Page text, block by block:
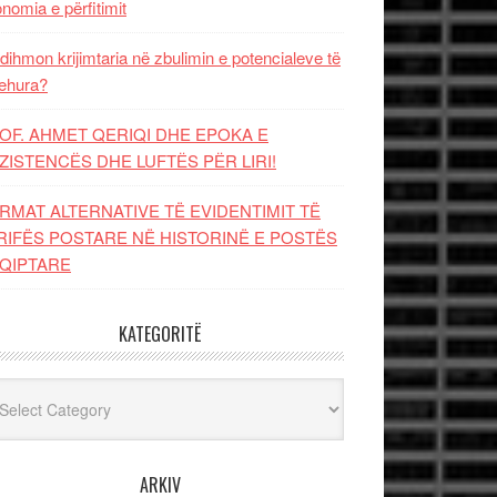
e përfitimit
krijimtaria në zbulimin e potencialeve të
AHMET QERIQI DHE EPOKA E
DHE LUFTЁS PЁR LIRI!
ALTERNATIVE TË EVIDENTIMIT TË
POSTARE NË HISTORINË E POSTËS
KATEGORITË
ARKIV